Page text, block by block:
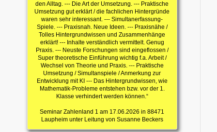
den Alltag. --- Die Art der Umsetzung. --- Praktische
Umsetzung gut erklärt / die fachlichen Hintergründe
waren sehr interessant. --- Simultanerfassung-
Spiele. --- Praxisnah. Neue Ideen. --- Praxisnähe /
Tolles Hintergrundwissen und Zusammenhänge
erklärt! --- Inhalte verständlich vermittelt. Genug
Praxis. --- Neuste Forschungen sind eingeflossen /
Super theoretische Einführung wichtig f.a. Arbeit /
Wechsel von Theorie und Praxis. --- Praktische
Umsetzung / Simultanspiele / Anmerkung zur
Entwicklung mit KI --- Das Hintergrundwissen, wie
Mathematik-Probleme entstehen bzw. vor der 1.
Klasse verhindert werden können.“
Seminar Zahlenland 1 am 17.06.2026 in 88471
Laupheim unter Leitung von Susanne Beckers